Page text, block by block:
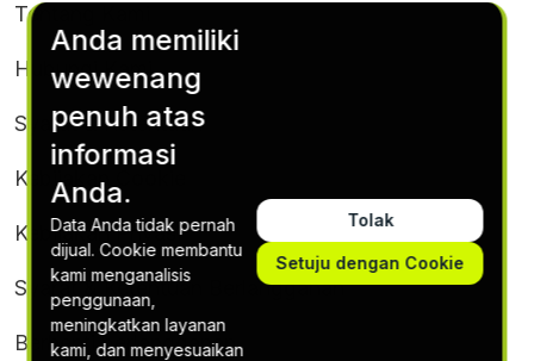
Tentang Kami
Hubungi Kami
Syarat & Ketentuan
Kebijakan Cookie
Kebijakan Privasi
Syarat & Ketentuan Berlangganan
Berhenti berlangganan
Anda memiliki
wewenang
penuh atas
informasi
Anda.
Data Anda tidak pernah
dijual. Cookie membantu
kami menganalisis
penggunaan,
meningkatkan layanan
kami, dan menyesuaikan
Tolak
Setuju dengan Cookie